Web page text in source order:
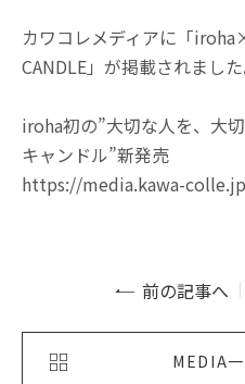
カワコレメディアに「
CANDLE」が掲載されました
iroha初の”大切な人を、大
キャンドル”新発売
https://media.kawa-
前の記事へ
MEDIA